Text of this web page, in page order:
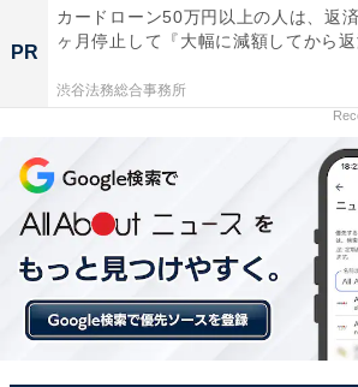
PR
カードローン50万円以上の人は、返
ヶ月停止して『大幅に減額してから返
渋谷法務総合事務所